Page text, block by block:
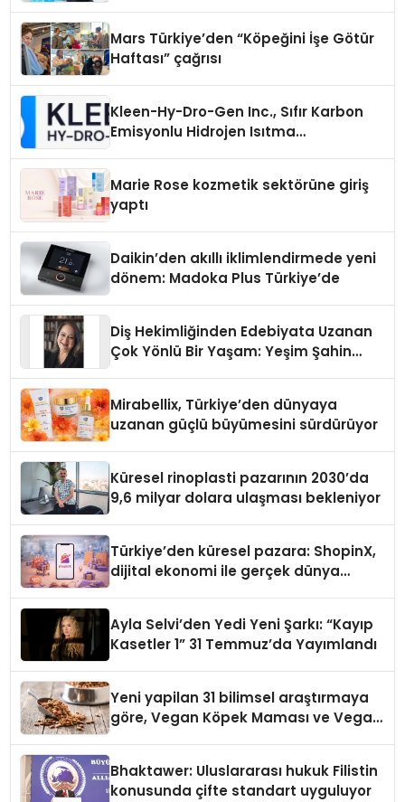
Mars Türkiye’den “Köpeğini İşe Götür
Haftası” çağrısı
Kleen-Hy-Dro-Gen Inc., Sıfır Karbon
Emisyonlu Hidrojen Isıtma
Marie Rose kozmetik sektörüne giriş
yaptı
Daikin’den akıllı iklimlendirmede yeni
dönem: Madoka Plus Türkiye’de
Diş Hekimliğinden Edebiyata Uzanan
Çok Yönlü Bir Yaşam: Yeşim Şahin
Mirabellix, Türkiye’den dünyaya
uzanan güçlü büyümesini sürdürüyor
Küresel rinoplasti pazarının 2030’da
9,6 milyar dolara ulaşması bekleniyor
Türkiye’den küresel pazara: ShopinX,
dijital ekonomi ile gerçek dünya
Ayla Selvi’den Yedi Yeni Şarkı: “Kayıp
Kasetler 1” 31 Temmuz’da Yayımlandı
Yeni yapilan 31 bilimsel araştırmaya
göre, Vegan Köpek Maması ve Vegan
Bhaktawer: Uluslararası hukuk Filistin
konusunda çifte standart uyguluyor